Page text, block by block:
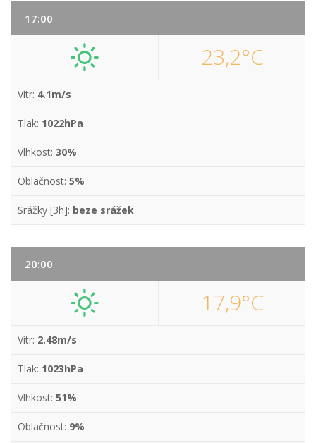
17:00
23,2°C
Vítr: 4.1m/s
Tlak: 1022hPa
Vlhkost: 30%
Oblačnost: 5%
Srážky [3h]: beze srážek
20:00
17,9°C
Vítr: 2.48m/s
Tlak: 1023hPa
Vlhkost: 51%
Oblačnost: 9%